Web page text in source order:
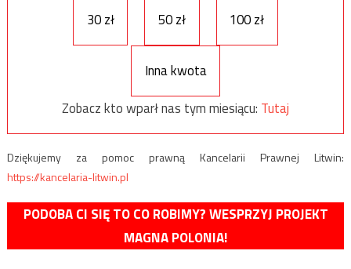
30 zł
50 zł 100 zł
Inna kwota
Zobacz kto wparł nas tym miesiącu: Tutaj
Dziękujemy za pomoc prawną Kancelarii Prawnej Litwin:
https://kancelaria-litwin.pl
PODOBA CI SIĘ TO CO ROBIMY? WESPRZYJ PROJEKT
MAGNA POLONIA!